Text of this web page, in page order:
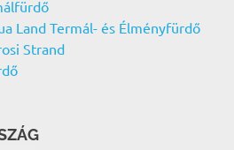
Land Termál- és Élményfürdő
Strand